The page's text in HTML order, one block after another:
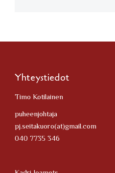
Yhteystiedot
Timo Kotilainen
puheenjohtaja
pj.seitakuoro(at)gmail.com
040 7735 346